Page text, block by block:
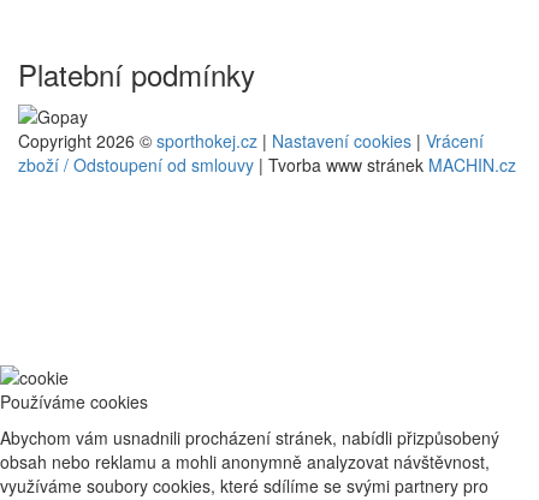
Platební podmínky
Copyright 2026 © sporthokej.cz | Nastavení cookies | Vrácení
zboží / Odstoupení od smlouvy | Tvorba www stránek MACHIN.cz
Používáme cookies
Abychom vám usnadnili procházení stránek, nabídli přizpůsobený
obsah nebo reklamu a mohli anonymně analyzovat návštěvnost,
využíváme soubory cookies, které sdílíme se svými partnery pro